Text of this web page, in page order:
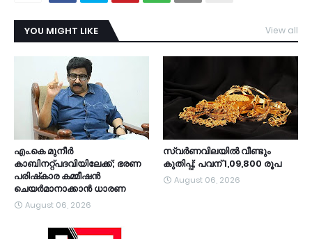
YOU MIGHT LIKE View all
എം.കെ മുനീര്‍
കാബിനറ്റ്പദവിയിലേക്ക്; ഭരണ
പരിഷ്‌കാര കമ്മീഷന്‍
ചെയര്‍മാനാക്കാന്‍ ധാരണ
August 06, 2026
സ്വർണവിലയിൽ വീണ്ടും
കുതിപ്പ്; പവന് 1,09,800 രൂപ
August 06, 2026